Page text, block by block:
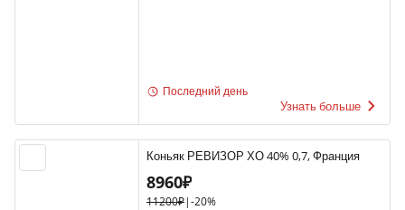
Последний день
Узнать больше
Коньяк РЕВИЗОР ХО 40% 0,7, Франция
8960₽
11200₽|-20%